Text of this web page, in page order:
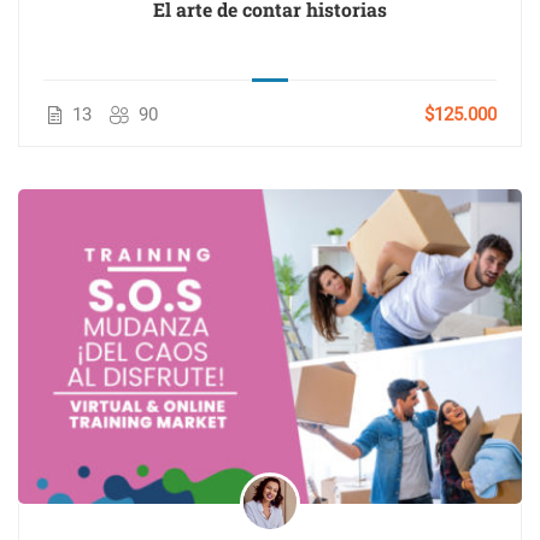
El arte de contar historias
13 90 $125.000